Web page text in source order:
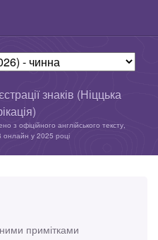
знаків (Ніццька
з офіційного англійського тексту,
онлайн у 2025 році
примітками